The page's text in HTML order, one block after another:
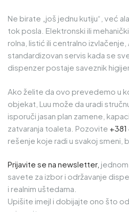
Ne birate „još jednu kutiju“, već
tok posla. Elektronski ili
rolna, listić ili centralno izvlačenje,
standardizovan servis kada se
dispenzer postaje saveznik
Ako želite da ovo prevedemo u
objekat, Luu može da uradi
isporuči jasan plan zamene,
zatvaranja toaleta. Pozovite +381
rešenje koje radi u svakoj smeni,
Prijavite se na newsletter,
savete za izbor i održavanje
i realnim uštedama.
Upišite imejl i dobijajte ono što